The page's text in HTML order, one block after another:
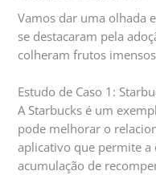
Vamos dar uma olhada
se destacaram pela
colheram frutos
Estudo de Caso 1:
A Starbucks é um
pode melhorar o
aplicativo que permite a
acumulação de